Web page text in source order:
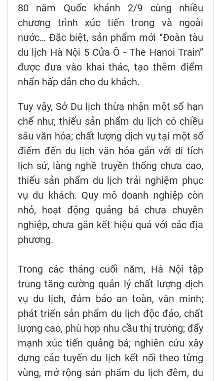
80 năm Quốc khánh 2/9 cùng nhiều
chương trình xúc tiến trong và ngoài
nước… Đặc biệt, sản phẩm mới “Đoàn tàu
du lịch Hà Nội 5 Cửa Ô - The Hanoi Train”
được đưa vào khai thác, tạo thêm điểm
nhấn hấp dẫn cho du khách.
Tuy vậy, Sở Du lịch thừa nhận một số hạn
chế như, thiếu sản phẩm du lịch có chiều
sâu văn hóa; chất lượng dịch vụ tại một số
điểm đến du lịch văn hóa gắn với di tích
lịch sử, làng nghề truyền thống chưa cao,
thiếu sản phẩm du lịch trải nghiệm phục
vụ du khách. Quy mô doanh nghiệp còn
nhỏ, hoạt động quảng bá chưa chuyên
nghiệp, chưa gắn kết hiệu quả với các địa
phương.
Trong các tháng cuối năm, Hà Nội tập
trung tăng cường quản lý chất lượng dịch
vụ du lịch, đảm bảo an toàn, văn minh;
phát triển sản phẩm du lịch độc đáo, chất
lượng cao, phù hợp nhu cầu thị trường; đẩy
mạnh xúc tiến quảng bá; nghiên cứu xây
dựng các tuyến du lịch kết nối theo từng
vùng, mở rộng sản phẩm du lịch đêm, du